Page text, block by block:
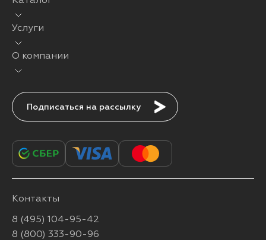
Услуги
О компании
Подписаться
Контакты
8 (495) 104-95-42
8 (800) 333-90-96